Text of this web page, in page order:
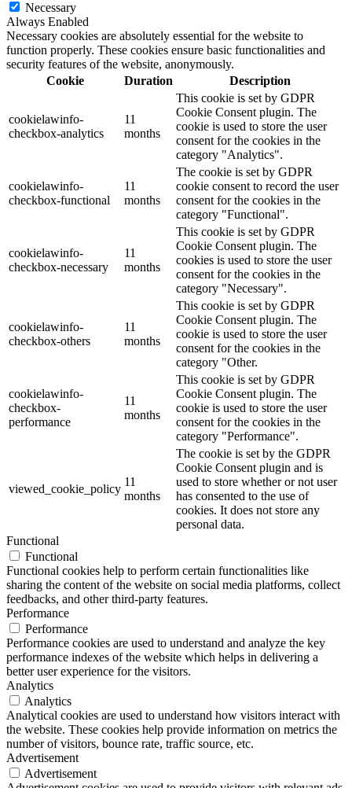
Necessary
Always Enabled
Necessary cookies are absolutely essential for the website to
function properly. These cookies ensure basic functionalities and
security features of the website, anonymously.
Cookie
Duration Description
cookielawinfo-
checkbox-analytics
11
months
This cookie is set by GDPR
Cookie Consent plugin. The
cookie is used to store the user
consent for the cookies in the
category "Analytics".
cookielawinfo-
checkbox-functional
11
months
The cookie is set by GDPR
cookie consent to record the user
consent for the cookies in the
category "Functional".
cookielawinfo-
checkbox-necessary
11
months
This cookie is set by GDPR
Cookie Consent plugin. The
cookies is used to store the user
consent for the cookies in the
category "Necessary".
cookielawinfo-
checkbox-others
11
months
This cookie is set by GDPR
Cookie Consent plugin. The
cookie is used to store the user
consent for the cookies in the
category "Other.
cookielawinfo-
checkbox-
performance
11
months
This cookie is set by GDPR
Cookie Consent plugin. The
cookie is used to store the user
consent for the cookies in the
category "Performance".
viewed_cookie_policy
11
months
The cookie is set by the GDPR
Cookie Consent plugin and is
used to store whether or not user
has consented to the use of
cookies. It does not store any
personal data.
Functional
Functional
Functional cookies help to perform certain functionalities like
sharing the content of the website on social media platforms, collect
feedbacks, and other third-party features.
Performance
Performance
Performance cookies are used to understand and analyze the key
performance indexes of the website which helps in delivering a
better user experience for the visitors.
Analytics
Analytics
Analytical cookies are used to understand how visitors interact with
the website. These cookies help provide information on metrics the
number of visitors, bounce rate, traffic source, etc.
Advertisement
Advertisement